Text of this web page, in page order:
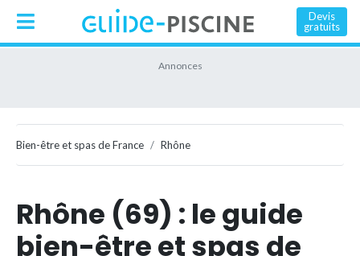
Devis
gratuits
Bien-être et spas de France Rhône
Rhône (69) : le guide
bien-être et spas de